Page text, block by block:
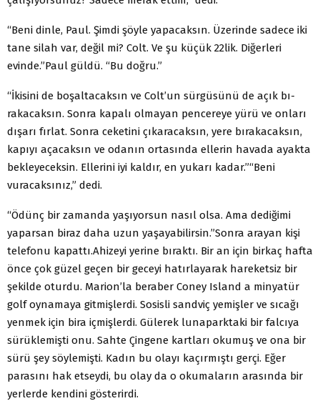
“Beni dinle, Paul. Şimdi şöyle yapacaksın. Üzerinde sa­dece iki
tane silah var, değil mi? Colt. Ve şu küçük 22lik. Di­ğerleri
evinde.”Paul güldü. “Bu doğru.”
“İkisini de boşaltacaksın ve Colt’un sürgüsünü de açık bı­
rakacaksın. Sonra kapalı olmayan pencereye yürü ve onları
dışarı fırlat. Sonra ceketini çıkaracaksın, yere bırakacaksın,
kapıyı açacaksın ve odanın ortasında ellerin havada ayakta
bekleyeceksin. Ellerini iyi kaldır, en yukarı kadar.”“Beni
vuracaksınız,” dedi.
“Ödünç bir zamanda yaşıyorsun nasıl olsa. Ama dediğimi
yaparsan biraz daha uzun yaşayabilirsin.”Sonra arayan kişi
telefonu kapattı.Ahizeyi yerine bıraktı. Bir an için birkaç hafta
önce çok güzel geçen bir geceyi hatırlayarak hareketsiz bir
şekilde oturdu. Marion’la beraber Coney Island a minyatür
golf oynamaya gitmişlerdi. Sosisli sandviç yemişler ve sıcağı
yenmek için bira içmişlerdi. Gülerek lunaparktaki bir falcıya
sürük­lemişti onu. Sahte Çingene kartları okumuş ve ona bir
sürü şey söylemişti. Kadın bu olayı kaçırmıştı gerçi. Eğer
parasını hak etseydi, bu olay da o okumaların arasında bir
yerlerde kendini gösterirdi.